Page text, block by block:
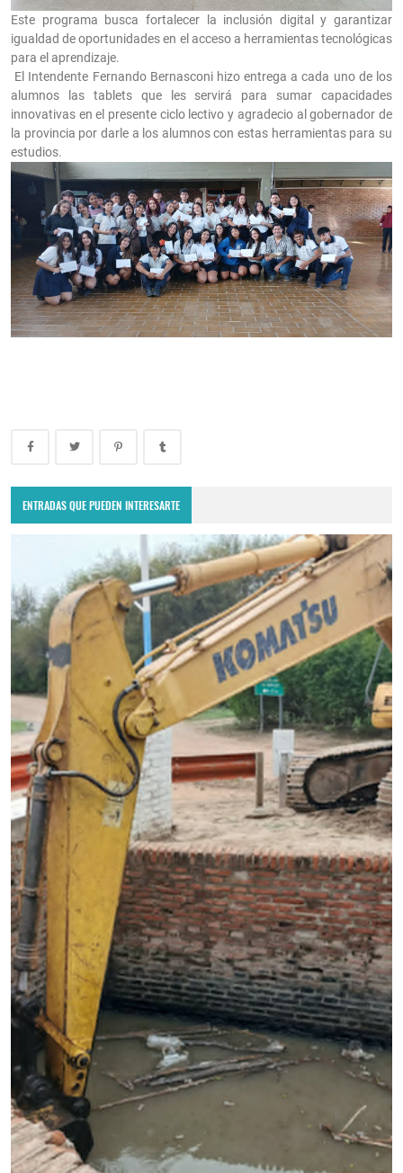
Este programa busca fortalecer la inclusión digital y garantizar
igualdad de oportunidades en el acceso a herramientas tecnológicas
para el aprendizaje.
El Intendente Fernando Bernasconi hizo entrega a cada uno de los
alumnos las tablets que les servirá para sumar capacidades
innovativas en el presente ciclo lectivo y agradecio al gobernador de
la provincia por darle a los alumnos con estas herramientas para su
estudios.
ENTRADAS QUE PUEDEN INTERESARTE